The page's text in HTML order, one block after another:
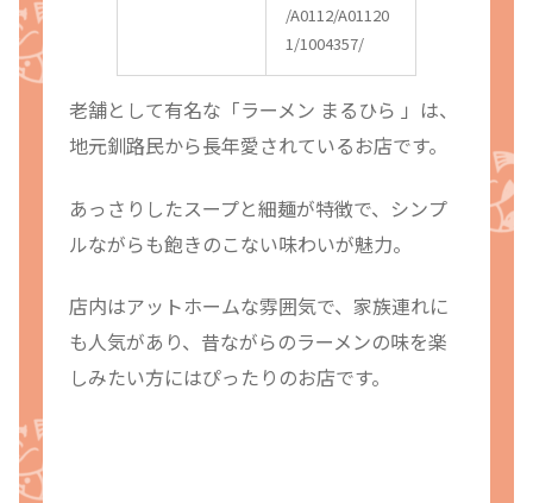
/A0112/A01120
1/1004357/
老舗として有名な「ラーメン まるひら 」は、
地元釧路民から長年愛されているお店です。
あっさりしたスープと細麺が特徴で、シンプ
ルながらも飽きのこない味わいが魅力。
店内はアットホームな雰囲気で、家族連れに
も人気があり、昔ながらのラーメンの味を楽
しみたい方にはぴったりのお店です。